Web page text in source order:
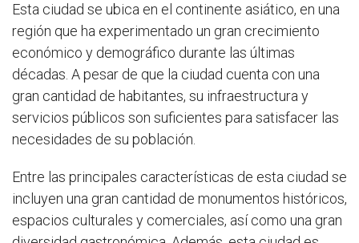
Esta ciudad se ubica en el continente asiático, en una
región que ha experimentado un gran crecimiento
económico y demográfico durante las últimas
décadas. A pesar de que la ciudad cuenta con una
gran cantidad de habitantes, su infraestructura y
servicios públicos son suficientes para satisfacer las
necesidades de su población.
Entre las principales características de esta ciudad se
incluyen una gran cantidad de monumentos históricos,
espacios culturales y comerciales, así como una gran